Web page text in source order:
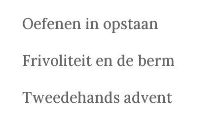
Oefenen in opstaan
Frivoliteit en de berm
Tweedehands advent